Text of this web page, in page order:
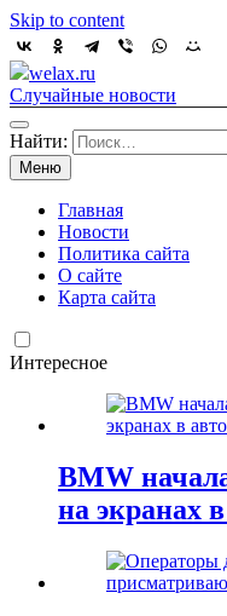
Skip to content
welax.ru
Случайные новости
Найти:
Меню
Главная
Новости
Политика сайта
О сайте
Карта сайта
Интересное
BMW
на экранах